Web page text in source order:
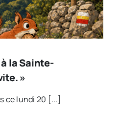
la Sainte-
»
ce lundi 20 [...]